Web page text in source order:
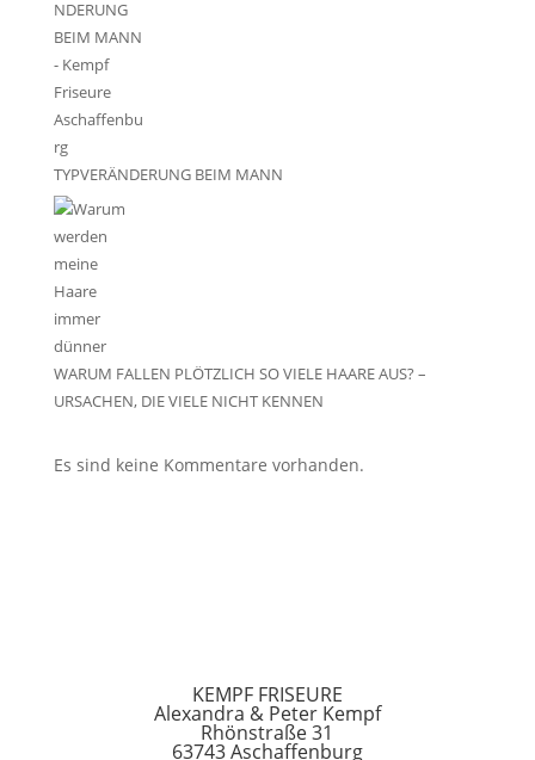
TYPVERÄNDERUNG BEIM MANN
WARUM FALLEN PLÖTZLICH SO VIELE HAARE AUS? –
URSACHEN, DIE VIELE NICHT KENNEN
Es sind keine Kommentare vorhanden.
KEMPF FRISEURE
Alexandra & Peter Kempf
Rhönstraße 31
63743 Aschaffenburg